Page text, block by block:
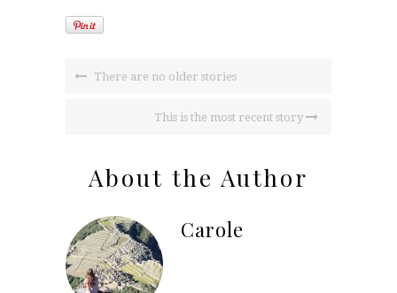
There are no older stories
This is the most recent story
About the Author
Carole